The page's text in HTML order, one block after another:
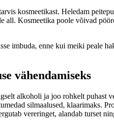
kosmeetikast. Heledam
all. Kosmeetika poole võivad
imbuda, enne kui meiki peale
vähendamiseks
alkoholi ja joo rohkelt puhast
silmaalused, klaarimaks.
vereringet, alandab turset